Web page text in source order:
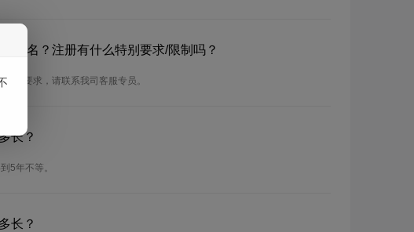
.ki域名？注册有什么特别要求/限制吗？
册要求，请联系我司客服专员。
长？
5年不等。
长？